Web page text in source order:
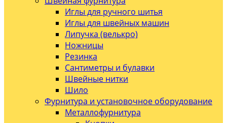
Иглы для ручного шитья
Иглы для швейных машин
Липучка (велькро)
Ножницы
Резинка
Сантиметры и булавки
Швейные нитки
Шило
Фурнитура и установочное оборудование
Металлофурнитура